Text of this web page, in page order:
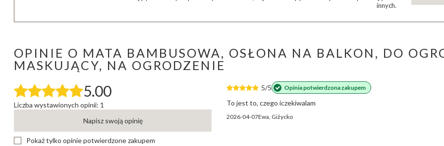
innych.
OPINIE O MATA BAMBUSOWA, OSŁONA NA BALKON, DO
MASKUJĄCY, NA OGRODZENIE
5.00
Liczba wystawionych opinii: 1
Napisz swoją opinię
Pokaż tylko opinie potwierdzone zakupem
5/5 Opinia potwierdzona zakupem
To jest to, czego iczekiwalam
2026-04-07Ewa, Giżycko